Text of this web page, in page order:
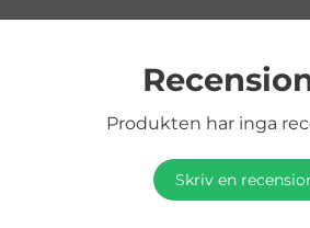
Produkten har inga
Skriv en